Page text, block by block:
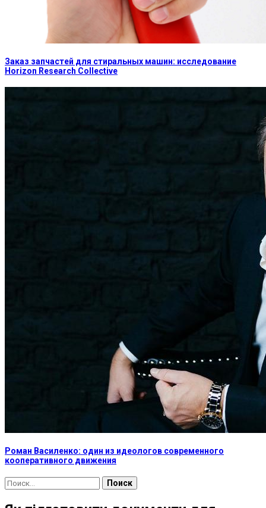
Заказ запчастей для стиральных машин: исследование
Horizon Research Collective
Роман Василенко: один из идеологов современного
кооперативного движения
Найти: